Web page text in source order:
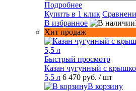
Подробнее
Купить в 1 клик
В избранное
Хит продаж
Быстрый просмотр
Казан чугунный с
5,5 л 6 470 руб. / шт
В корзину